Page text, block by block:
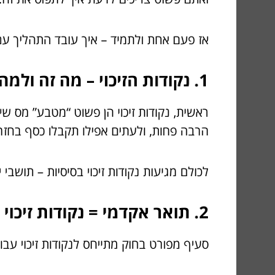
אז פעם אחת ולתמיד – איך עובד התהליך
1. נקודות הזיכוי – מה זה ולמה זה חשוב כל כך?
הרבה פחות, ולעתים אפילו תקבלו כסף
לכולם מגיעות נקודות זיכוי בסיסיות –
2. תואר אקדמי = נקודות זיכוי נוספות? איך זה בדיוק מתפרש?
סעיף מפורט בחוק מתייחס לנקודות זיכוי